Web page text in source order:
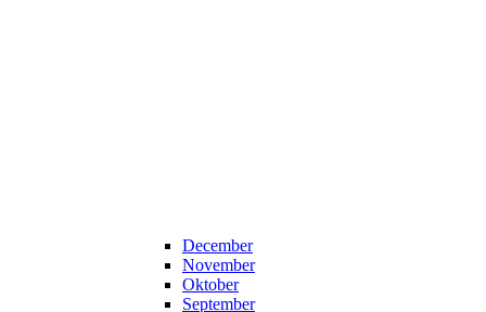
December
November
Oktober
September